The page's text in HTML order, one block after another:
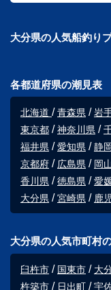
大分県の人気船釣り
各都道府県の潮見表
北海道 青森県 岩
東京都
神奈川県
福井県
愛知県 静
京都府
広島県 岡
香川県
徳島県 愛
大分県
宮崎県 鹿
大分県の人気市町村
臼杵市 国東市 大
杵築市
日出町 宇